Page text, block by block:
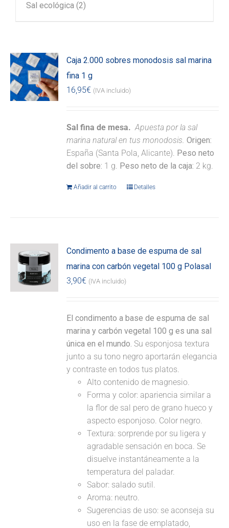
Sal ecológica (2)
Caja 2.000 sobres monodosis sal marina
fina 1 g
16,95€ (IVA incluido)
Sal fina de mesa. Apuesta por la sal
marina natural en tus monodosis. Origen:
España (Santa Pola, Alicante). Peso neto
del sobre: 1 g. Peso neto de la caja: 2 kg.
Añadir al carrito Detalles
Condimento a base de espuma de sal
marina con carbón vegetal 100 g Polasal
3,90€ (IVA incluido)
El condimento a base de espuma de sal
marina y carbón vegetal 100 g es una sal
única en el mundo. Su esponjosa textura
junto a su tono negro aportarán elegancia
y contraste en todos tus platos.
Alto contenido de magnesio.
Forma y color: apariencia similar a
la flor de sal pero de grano hueco y
aspecto esponjoso. Color negro.
Textura: sorprende por su ligera y
agradable sensación en boca. Se
disuelve instantáneamente a la
temperatura del paladar.
Sabor: salado sutil.
Aroma: neutro.
Sugerencias de uso: se aconseja su
uso en la fase de emplatado,